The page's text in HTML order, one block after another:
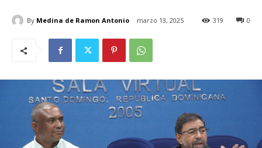
By Medina de Ramon Antonio marzo 13, 2025 0
319